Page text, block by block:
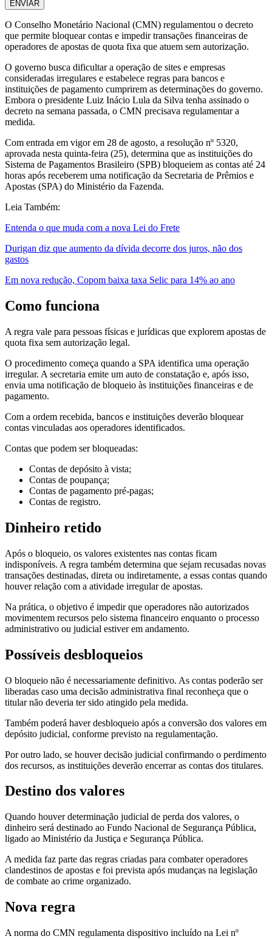
ENVIAR
O Conselho Monetário Nacional (CMN) regulamentou o decreto
que permite bloquear contas e impedir transações financeiras de
operadores de apostas de quota fixa que atuem sem autorização.
O governo busca dificultar a operação de sites e empresas
consideradas irregulares e estabelece regras para bancos e
instituições de pagamento cumprirem as determinações do governo.
Embora o presidente Luiz Inácio Lula da Silva tenha assinado o
decreto na semana passada, o CMN precisava regulamentar a
medida.
Com entrada em vigor em 28 de agosto, a resolução nº 5320,
aprovada nesta quinta-feira (25), determina que as instituições do
Sistema de Pagamentos Brasileiro (SPB) bloqueiem as contas até 24
horas após receberem uma notificação da Secretaria de Prêmios e
Apostas (SPA) do Ministério da Fazenda.
Leia Também:
Entenda o que muda com a nova Lei do Frete
Durigan diz que aumento da dívida decorre dos juros, não dos
gastos
Em nova redução, Copom baixa taxa Selic para 14% ao ano
Como funciona
A regra vale para pessoas físicas e jurídicas que explorem apostas de
quota fixa sem autorização legal.
O procedimento começa quando a SPA identifica uma operação
irregular. A secretaria emite um auto de constatação e, após isso,
envia uma notificação de bloqueio às instituições financeiras e de
pagamento.
Com a ordem recebida, bancos e instituições deverão bloquear
contas vinculadas aos operadores identificados.
Contas que podem ser bloqueadas:
Contas de depósito à vista;
Contas de poupança;
Contas de pagamento pré-pagas;
Contas de registro.
Dinheiro retido
Após o bloqueio, os valores existentes nas contas ficam
indisponíveis. A regra também determina que sejam recusadas novas
transações destinadas, direta ou indiretamente, a essas contas quando
houver relação com a atividade irregular de apostas.
Na prática, o objetivo é impedir que operadores não autorizados
movimentem recursos pelo sistema financeiro enquanto o processo
administrativo ou judicial estiver em andamento.
Possíveis desbloqueios
O bloqueio não é necessariamente definitivo. As contas poderão ser
liberadas caso uma decisão administrativa final reconheça que o
titular não deveria ter sido atingido pela medida.
Também poderá haver desbloqueio após a conversão dos valores em
depósito judicial, conforme previsto na regulamentação.
Por outro lado, se houver decisão judicial confirmando o perdimento
dos recursos, as instituições deverão encerrar as contas dos titulares.
Destino dos valores
Quando houver determinação judicial de perda dos valores, o
dinheiro será destinado ao Fundo Nacional de Segurança Pública,
ligado ao Ministério da Justiça e Segurança Pública.
A medida faz parte das regras criadas para combater operadores
clandestinos de apostas e foi prevista após mudanças na legislação
de combate ao crime organizado.
Nova regra
A norma do CMN regulamenta dispositivo incluído na Lei nº